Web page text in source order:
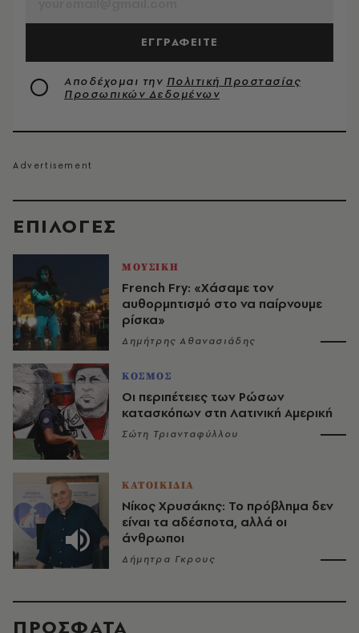
EΠΙΛΟΓΈΣ
ΜΟΥΣΙΚΗ
French Fry: «Χάσαμε τον
αυθορμητισμό στο να παίρνουμε
ρίσκα»
Δημήτρης Αθανασιάδης
ΚΟΣΜΟΣ
Οι περιπέτειες των Ρώσων
κατασκόπων στη Λατινική Αμερική
Σώτη Τριανταφύλλου
ΚΑΤΟΙΚΙΔΙΑ
Νίκος Χρυσάκης: Το πρόβλημα δεν
είναι τα αδέσποτα, αλλά οι
άνθρωποι
Δήμητρα Γκρους
ΕΓΓΡΑΦΕΙΤΕ
Αποδέχομαι την Πολιτική Προστασίας
Προσωπικών Δεδομένων
ΠΡΟΣΦΑΤΑ